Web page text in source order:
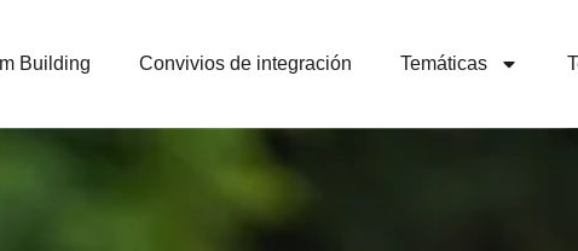
Building Convivios de integración Temáticas